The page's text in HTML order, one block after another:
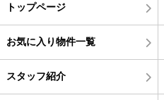
トップページ
お気に入り物件一覧
スタッフ紹介